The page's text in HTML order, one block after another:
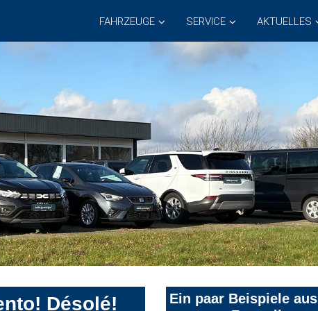
FAHRZEUGE SERVICE AKTUELLES
Désolé!
Ein paar Beispiele aus